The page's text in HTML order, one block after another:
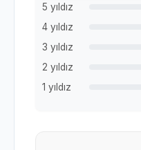
5 yıldız
4 yıldız
3 yıldız
2 yıldız
1 yıldız